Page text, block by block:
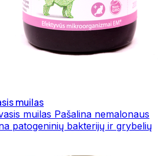
muilas
muilas Pašalina nemalonaus
patogeninių bakterijų ir grybelių